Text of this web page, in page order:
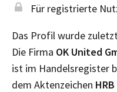
Für registrierte
Das Profil wurde
Die Firma OK United
ist im Handelsregister
dem Aktenzeichen HRB